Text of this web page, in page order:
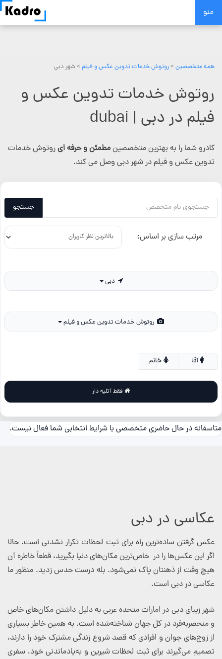
Skip
منو
همه متخصصین >روتوش خدمات تدوین عکس و فیلم > شهر دبی
روتوش خدمات تدوین عکس و
فیلم در دبی | dubai
کادرو شما را به بهترین متخصصینمطمئن و حرفه ایروتوش خدمات
تدوین عکس و فیلم در شهر دبی وصل می کند.
جستجو
مرتب سازی بر اساس:
خانم
متاسفانه در حال حاضری متخصصی با شرایط انتخابی شما فعال نیست.
عکاسی در دبی
عکس گرفتن ساده‌ترین راه برای ثبت لحظات تکرار نشدنی است. حالا
اگر این عکس‌ها را در خاص‌ترین مکان‌های دنیا بگیرید، قطعاً خاطره آن
هیچ وقت از ذهنتان پاک نمی‌شود. بله درست حدس زدید. منظور ما
عکاسی در دبی است.
شهر زیبای دبی در امارات متحده عربی به دلیل داشتن مکان‌های خاص
و منحصربه‌فرد در کل جهان شناخته‌شده است. به همین خاطر بسیاری
از زوج‌های جوان و افرادی که قصد شروع زندگی مشترک خود را دارند،
تصمیم می‌گیرند برای ثبت لحظات شیرین و به‌یادماندنی خود، سفری